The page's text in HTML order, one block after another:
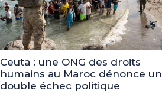
Ceuta : une ONG des droits
humains au Maroc dénonce un
double échec politique